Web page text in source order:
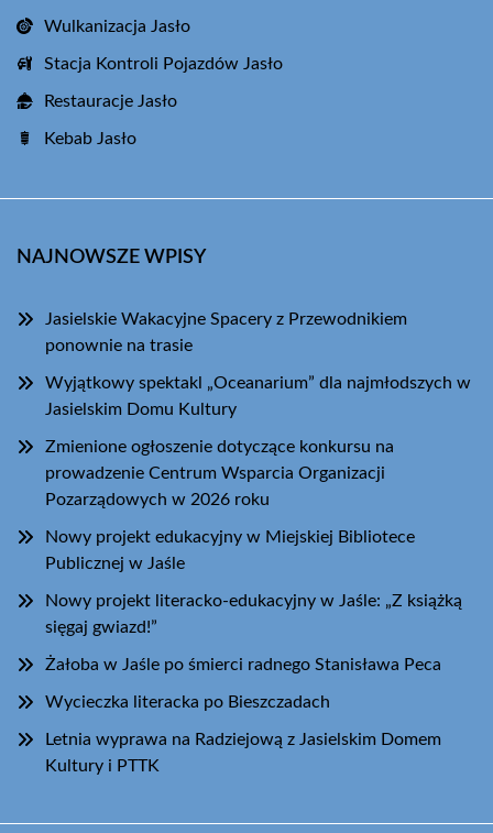
Wulkanizacja Jasło
Stacja Kontroli Pojazdów Jasło
Restauracje Jasło
Kebab Jasło
NAJNOWSZE WPISY
Jasielskie Wakacyjne Spacery z Przewodnikiem
ponownie na trasie
Wyjątkowy spektakl „Oceanarium” dla najmłodszych w
Jasielskim Domu Kultury
Zmienione ogłoszenie dotyczące konkursu na
prowadzenie Centrum Wsparcia Organizacji
Pozarządowych w 2026 roku
Nowy projekt edukacyjny w Miejskiej Bibliotece
Publicznej w Jaśle
Nowy projekt literacko-edukacyjny w Jaśle: „Z książką
sięgaj gwiazd!”
Żałoba w Jaśle po śmierci radnego Stanisława Peca
Wycieczka literacka po Bieszczadach
Letnia wyprawa na Radziejową z Jasielskim Domem
Kultury i PTTK